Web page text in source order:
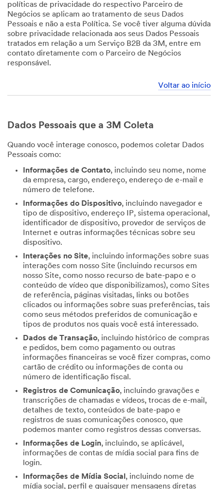
políticas de privacidade do respectivo Parceiro de
Negócios se aplicam ao tratamento de seus Dados
Pessoais e não a esta Política. Se você tiver alguma dúvida
sobre privacidade relacionada aos seus Dados Pessoais
tratados em relação a um Serviço B2B da 3M, entre em
contato diretamente com o Parceiro de Negócios
responsável.
Voltar ao início
Dados Pessoais que a 3M Coleta
Quando você interage conosco, podemos coletar Dados
Pessoais como:
Informações de Contato, incluindo seu nome, nome
da empresa, cargo, endereço, endereço de e-mail e
número de telefone.
Informações do Dispositivo, incluindo navegador e
tipo de dispositivo, endereço IP, sistema operacional,
identificador de dispositivo, provedor de serviços de
Internet e outras informações técnicas sobre seu
dispositivo.
Interações no Site, incluindo informações sobre suas
interações com nosso Site (incluindo recursos em
nosso Site, como nosso recurso de bate-papo e o
conteúdo de vídeo que disponibilizamos), como Sites
de referência, páginas visitadas, links ou botões
clicados ou informações sobre suas preferências, tais
como seus métodos preferidos de comunicação e
tipos de produtos nos quais você está interessado.
Dados de Transação, incluindo histórico de compras
e pedidos, bem como pagamento ou outras
informações financeiras se você fizer compras, como
cartão de crédito ou informações de conta ou
número de identificação fiscal.
Registros de Comunicação, incluindo gravações e
transcrições de chamadas e vídeos, trocas de e-mail,
detalhes de texto, conteúdos de bate-papo e
registros de suas comunicações conosco, que
podemos manter como registros dessas conversas.
Informações de Login, incluindo, se aplicável,
informações de contas de mídia social para fins de
login.
Informações de Mídia Social , incluindo nome de
mídia social, perfil e quaisquer mensagens diretas